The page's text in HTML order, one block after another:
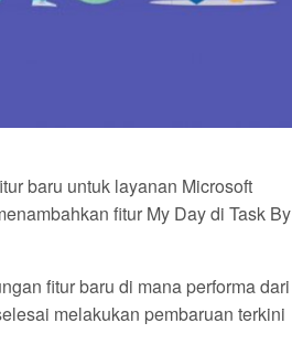
baru untuk layanan Microsoft
fitur My Day di Task By
fitur baru di mana performa dari
melakukan pembaruan terkini